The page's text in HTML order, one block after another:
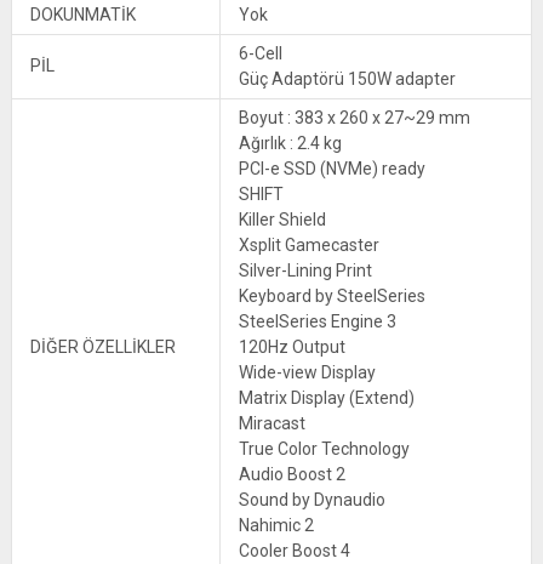
DOKUNMATİK Yok
PİL
6-Cell
Güç Adaptörü 150W adapter
DİĞER ÖZELLİKLER
Boyut : 383 x 260 x 27~29 mm
Ağırlık : 2.4 kg
PCI-e SSD (NVMe) ready
SHIFT
Killer Shield
Xsplit Gamecaster
Silver-Lining Print
Keyboard by SteelSeries
SteelSeries Engine 3
120Hz Output
Wide-view Display
Matrix Display (Extend)
Miracast
True Color Technology
Audio Boost 2
Sound by Dynaudio
Nahimic 2
Cooler Boost 4